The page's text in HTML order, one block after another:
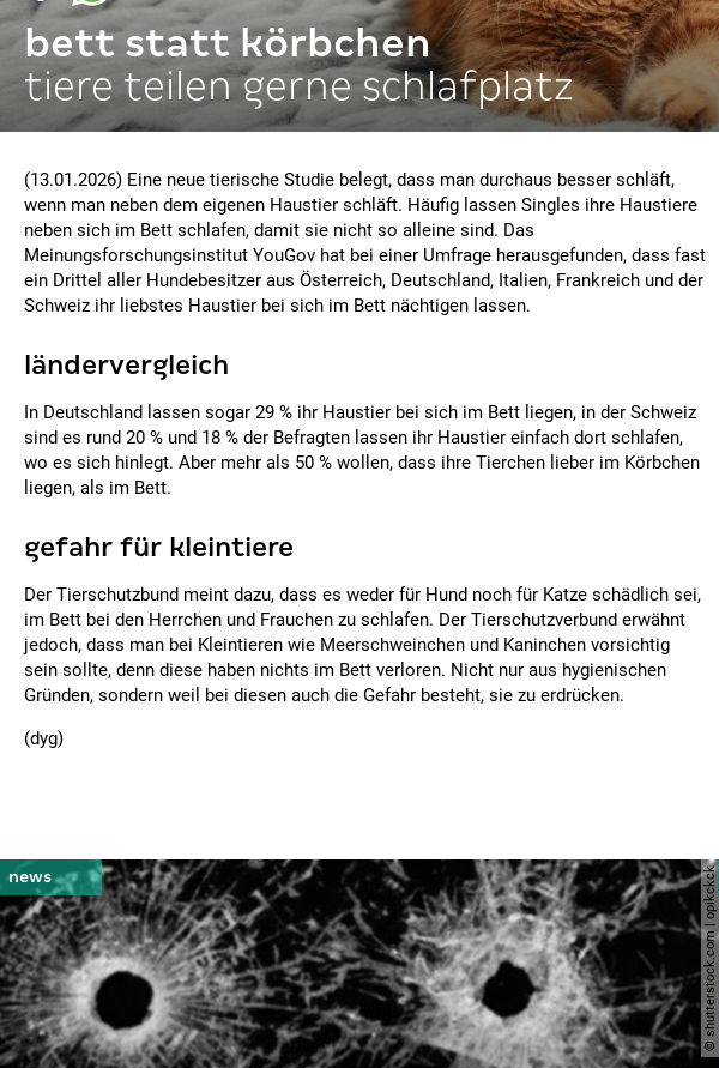
bett statt körbchen
tiere teilen gerne schlafplatz
(13.01.2026) Eine neue tierische Studie belegt, dass man durchaus besser schläft,
wenn man neben dem eigenen Haustier schläft. Häufig lassen Singles ihre Haustiere
neben sich im Bett schlafen, damit sie nicht so alleine sind. Das
Meinungsforschungsinstitut YouGov hat bei einer Umfrage herausgefunden, dass fast
ein Drittel aller Hundebesitzer aus Österreich, Deutschland, Italien, Frankreich und der
Schweiz ihr liebstes Haustier bei sich im Bett nächtigen lassen.
ländervergleich
In Deutschland lassen sogar 29 % ihr Haustier bei sich im Bett liegen, in der Schweiz
sind es rund 20 % und 18 % der Befragten lassen ihr Haustier einfach dort schlafen,
wo es sich hinlegt. Aber mehr als 50 % wollen, dass ihre Tierchen lieber im Körbchen
liegen, als im Bett.
gefahr für kleintiere
Der Tierschutzbund meint dazu, dass es weder für Hund noch für Katze schädlich sei,
im Bett bei den Herrchen und Frauchen zu schlafen. Der Tierschutzverbund erwähnt
jedoch, dass man bei Kleintieren wie Meerschweinchen und Kaninchen vorsichtig
sein sollte, denn diese haben nichts im Bett verloren. Nicht nur aus hygienischen
Gründen, sondern weil bei diesen auch die Gefahr besteht, sie zu erdrücken.
(dyg)
© shutterstock.com | opikckck